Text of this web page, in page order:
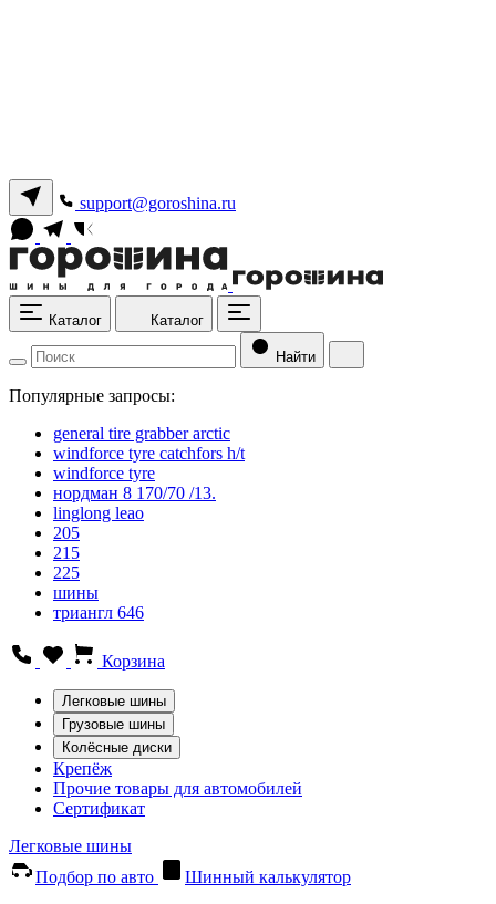
support@goroshina.ru
Каталог Каталог
Найти
Популярные запросы:
general tire grabber arctic
windforce tyre catchfors h/t
windforce tyre
нордман 8 170/70 /13.
linglong leao
205
215
225
шины
триангл 646
Корзина
Легковые шины
Грузовые шины
Колёсные диски
Крепёж
Прочие товары для автомобилей
Сертификат
Легковые шины
Подбор по авто
Шинный калькулятор